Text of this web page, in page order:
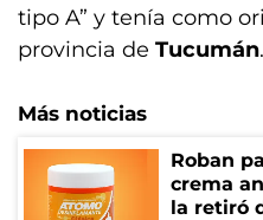
tipo A” y tenía como
provincia de Tucumán.
Más noticias
Roban
crema
la retiró